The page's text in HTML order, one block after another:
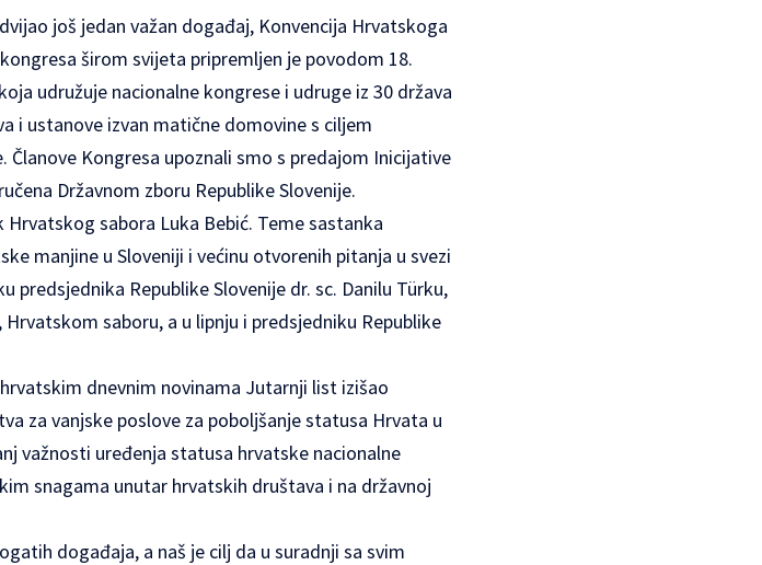
još jedan važan događaj, Konvencija Hrvatskoga
širom svijeta pripremljen je povodom 18.
udružuje nacionalne kongrese i udruge iz 30 država
i ustanove izvan matične domovine s ciljem
Kongresa upoznali smo s predajom Inicijative
Državnom zboru Republike Slovenije.
sabora Luka Bebić. Teme sastanka
manjine u Sloveniji i većinu otvorenih pitanja u svezi
Republike Slovenije dr. sc. Danilu Türku,
saboru, a u lipnju i predsjedniku Republike
dnevnim novinama Jutarnji list izišao
za vanjske poslove za poboljšanje statusa Hrvata u
važnosti uređenja statusa hrvatske nacionalne
snagama unutar hrvatskih društava i na državnoj
događaja, a naš je cilj da u suradnji sa svim